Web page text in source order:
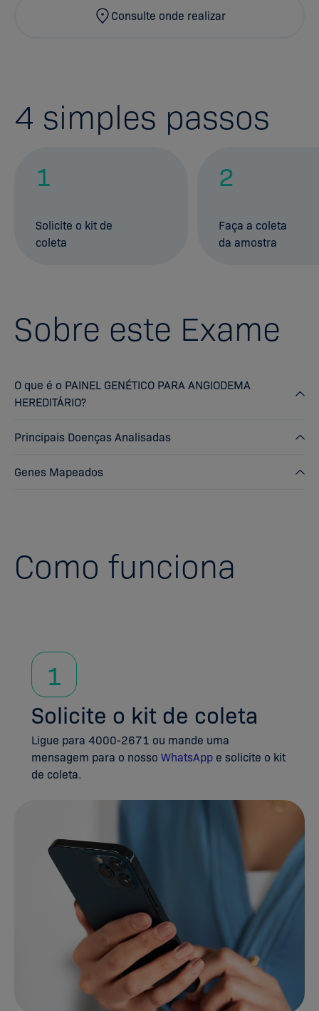
Consulte onde realizar
4 simples passos
1
Solicite o kit de
coleta
2
Faça a coleta
da amostra
Sobre este Exame
O que é o PAINEL GENÉTICO PARA ANGIODEMA
HEREDITÁRIO?
Principais Doenças Analisadas
Genes Mapeados
Como funciona
1
Solicite o kit de coleta
Ligue para 4000-2671 ou mande uma
mensagem para o nosso WhatsApp e solicite o kit
de coleta.